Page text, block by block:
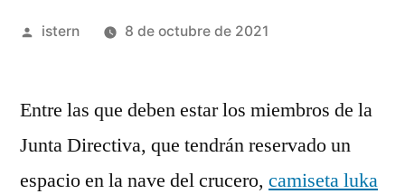
Publicado
istern 8 de octubre de 2021
Entre las que deben estar los miembros de la
Junta Directiva, que tendrán reservado un
espacio en la nave del crucero, camiseta luka